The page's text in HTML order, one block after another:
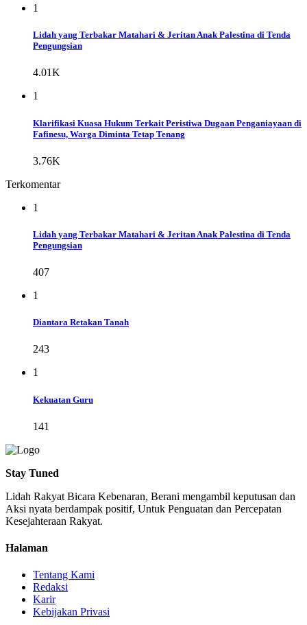
1
Lidah yang Terbakar Matahari & Jeritan Anak Palestina di Tenda
Pengungsian
4.01K
1
Klarifikasi Kuasa Hukum Terkait Peristiwa Dugaan Penganiayaan di
Fafinesu, Warga Diminta Tetap Tenang
3.76K
Terkomentar
1
Lidah yang Terbakar Matahari & Jeritan Anak Palestina di Tenda
Pengungsian
407
1
Diantara Retakan Tanah
243
1
Kekuatan Guru
141
Stay Tuned
Lidah Rakyat Bicara Kebenaran, Berani mengambil keputusan dan
Aksi nyata berdampak positif, Untuk Penguatan dan Percepatan
Kesejahteraan Rakyat.
Halaman
Tentang Kami
Redaksi
Karir
Kebijakan Privasi